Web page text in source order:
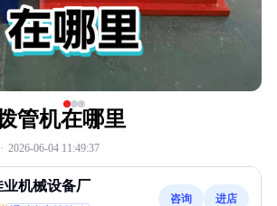
管机在哪里
· 2026-06-04 11:49:37
业机械设备厂
咨询 进店